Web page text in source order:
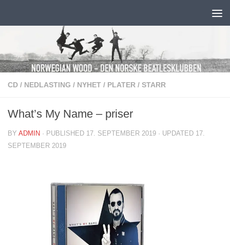
CD / NEDLASTING / NYHET / PLATER / STARR
What’s My Name – priser
BY ADMIN · PUBLISHED 17. SEPTEMBER 2019 · UPDATED 17.
SEPTEMBER 2019